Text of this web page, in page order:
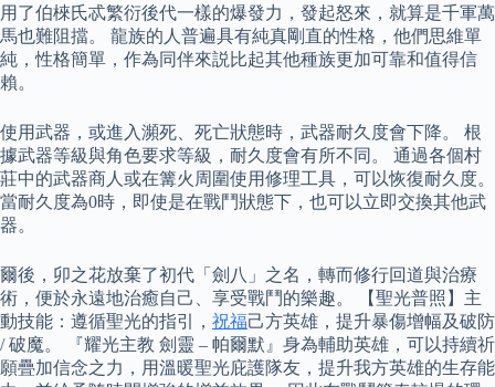
用了伯棶氏忒繁衍後代一樣的爆發力，發起怒來，就算是千軍萬
馬也難阻擋。 龍族的人普遍具有純真剛直的性格，他們思維單
純，性格簡單，作為同伴來説比起其他種族更加可靠和值得信
賴。
使用武器，或進入瀕死、死亡狀態時，武器耐久度會下降。 根
據武器等級與角色要求等級，耐久度會有所不同。 通過各個村
莊中的武器商人或在篝火周圍使用修理工具，可以恢復耐久度。
當耐久度為0時，即使是在戰鬥狀態下，也可以立即交換其他武
器。
爾後，卯之花放棄了初代「劍八」之名，轉而修行回道與治療
術，便於永遠地治癒自己、享受戰鬥的樂趣。 【聖光普照】主
動技能：遵循聖光的指引， 祝福己方英雄，提升暴傷增幅及破防
/ 破魔。 『耀光主教 劍靈 – 帕爾默』身為輔助英雄，可以持續祈
願疊加信念之力，用溫暖聖光庇護隊友，提升我方英雄的生存能